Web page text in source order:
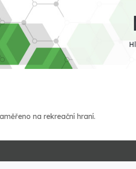
na rekreační hraní.